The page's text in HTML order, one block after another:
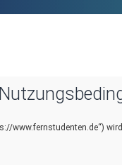
www.fernstudenten.de“)